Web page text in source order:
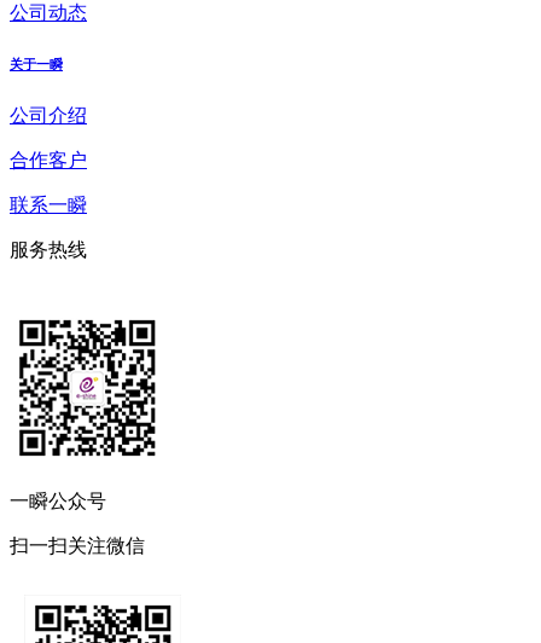
公司动态
关于一瞬
公司介绍
合作客户
联系一瞬
服务热线
一瞬公众号
扫一扫关注微信